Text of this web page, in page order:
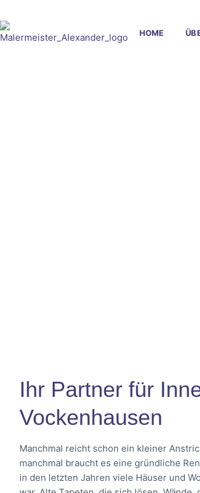
HOME
Ihr Partner für
Vockenhausen
Manchmal reicht schon ein kleiner
manchmal braucht es eine gründliche
in den letzten Jahren viele Häuser und